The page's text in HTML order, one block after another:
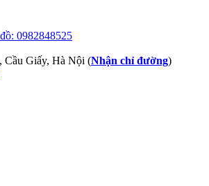
0982848525
Cầu Giấy, Hà Nội (Nhận chỉ đường)